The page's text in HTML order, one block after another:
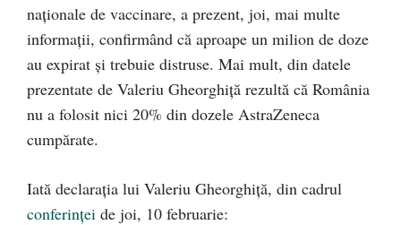
naționale de vaccinare, a prezent, joi, mai multe
informații, confirmând că aproape un milion de doze
au expirat și trebuie distruse. Mai mult, din datele
prezentate de Valeriu Gheorghiță rezultă că România
nu a folosit nici 20% din dozele AstraZeneca
cumpărate.
Iată declarația lui Valeriu Gheorghiță, din cadrul
conferinței de joi, 10 februarie: